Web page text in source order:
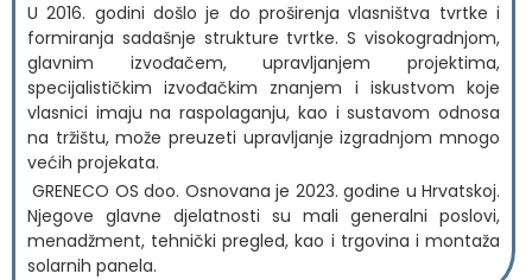
U 2016. godini došlo je do proširenja vlasništva tvrtke i
formiranja sadašnje strukture tvrtke. S visokogradnjom,
glavnim izvođačem, upravljanjem projektima,
specijalističkim izvođačkim znanjem i iskustvom koje
vlasnici imaju na raspolaganju, kao i sustavom odnosa
na tržištu, može preuzeti upravljanje izgradnjom mnogo
većih projekata.
GRENECO OS doo. Osnovana je 2023. godine u Hrvatskoj.
Njegove glavne djelatnosti su mali generalni poslovi,
menadžment, tehnički pregled, kao i trgovina i montaža
solarnih panela.